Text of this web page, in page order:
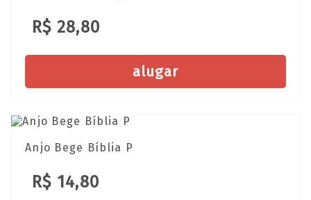
R$ 28,80
alugar
Anjo Bege Bíblia P
R$ 14,80